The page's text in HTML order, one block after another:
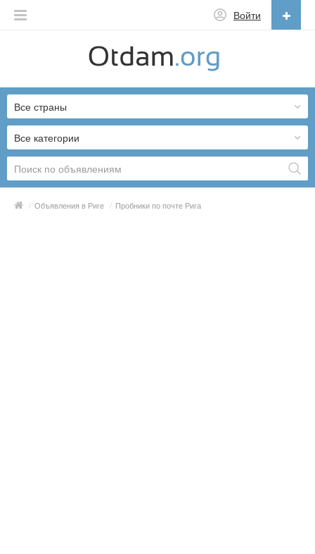
Войти
English
Русский
Українська
Все категории
Все страны
/ Объявления в Риге / Пробники по почте Рига